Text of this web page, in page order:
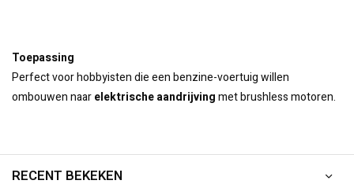
Toepassing
Perfect voor hobbyisten die een benzine-voertuig willen
ombouwen naarelektrische aandrijvingmet brushless motoren.
RECENT BEKEKEN